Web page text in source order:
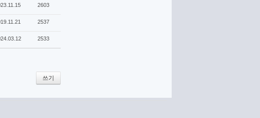
2603
2537
2533
쓰기